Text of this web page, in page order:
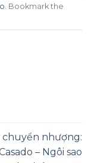
. Bookmark the
chuyển nhượng:
– Ngôi sao